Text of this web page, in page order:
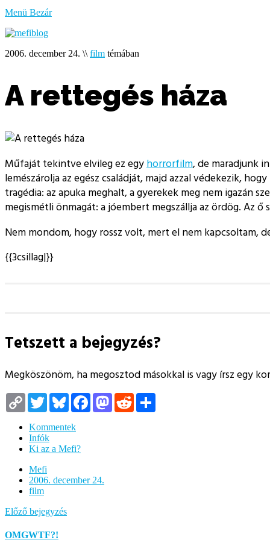
a
Menü Bezár
2006. december 24. \\ film témában
A rettegés háza
Műfaját tekintve elvileg ez egyhorrorfilm, de maradjunk
lemészárolja az egész családját, majd azzal védekezik,
tragédia: az apuka meghalt, a gyerekek meg nem igazán
megismétli önmagát: a jóembert megszállja az ördög. Az
Nem mondom, hogy rossz volt, mert el nem kapcsoltam,
{{3csillag|}}
Tetszett a bejegyzés?
Megköszönöm, ha megosztod másokkal is vagy írsz egy
Copy
Link
TwitterBlueskyFacebookMastodon
Reddit
Kommentek
Infók
Ki az a Mefi?
Mefi
2006. december 24.
film
Előző bejegyzés
OMGWTF?!